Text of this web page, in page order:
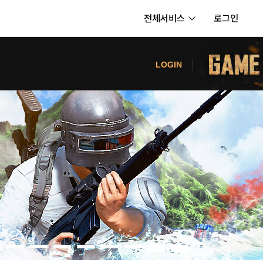
전체서비스 로그인
내정보
보안센터
고객센터
공지사항
카카오게임즈 PC방
게임코인
게임시간선택제
청
LOGIN